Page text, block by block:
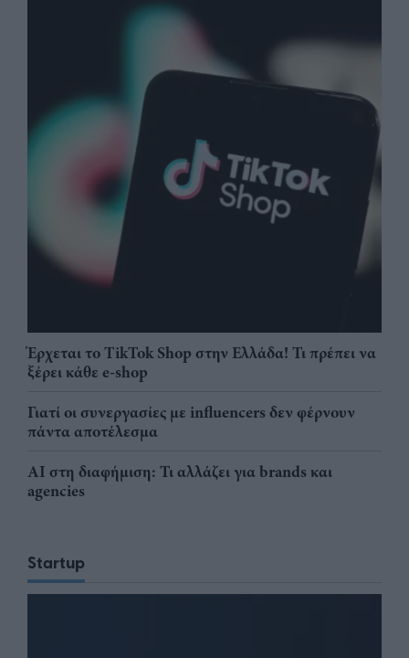
Έρχεται το TikTok Shop στην Ελλάδα! Τι πρέπει να
ξέρει κάθε e-shop
Γιατί οι συνεργασίες με influencers δεν φέρνουν
πάντα αποτέλεσμα
AI στη διαφήμιση: Τι αλλάζει για brands και
agencies
Startup